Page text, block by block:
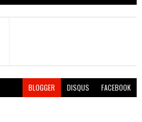
BLOGGER DISQUS FACEBOOK